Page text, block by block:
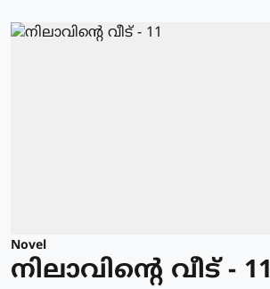
Novel
നിലാവിന്റെ വീട് - 11